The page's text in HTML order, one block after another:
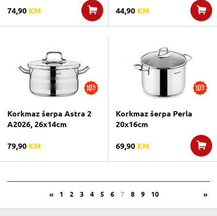
74,90 KM 44,90 KM
Korkmaz šerpa Astra 2
A2026, 26x14cm
79,90 KM
Korkmaz šerpa Perla
20x16cm
69,90 KM
« 1 2 3 4 5 6 7 8 9 10 »